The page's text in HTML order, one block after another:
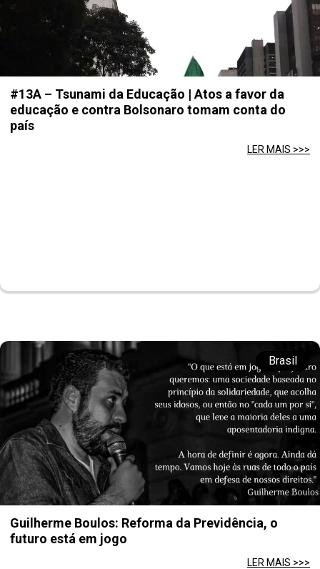
#13A – Tsunami da Educação | Atos a favor da
educação e contra Bolsonaro tomam conta do
país
LER MAIS >>>
Brasil
Guilherme Boulos: Reforma da Previdência, o
futuro está em jogo
LER MAIS >>>